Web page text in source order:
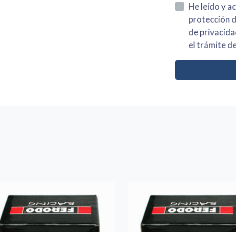
He leído y acepto la
protección de datos asi como el
de privacidad y acepto el tratamiento de mis
el trámite